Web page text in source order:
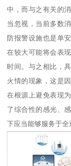
中，而与之有关的
当忽视，当前多数
防报警设施也是单
在较大可能将会表
时间。与之相比，
火情的现象，这是
在根源上避免表现
了综合性的感光、
下应当能够服务于全